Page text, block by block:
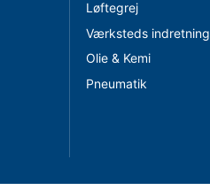
Løftegrej
Værksteds indretning
Olie & Kemi
Pneumatik